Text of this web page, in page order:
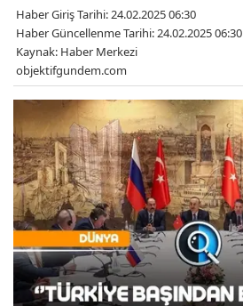
Haber Giriş Tarihi: 24.02.2025 06:30
Haber Güncellenme Tarihi: 24.02.2025 06:30
Kaynak: Haber Merkezi
objektifgundem.com